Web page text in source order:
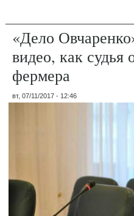
«Дело
видео, как судья
фермера
вт, 07/11/2017 - 12:46